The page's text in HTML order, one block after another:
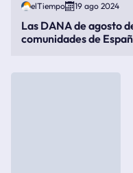
elTiempo 19 ago 2024
Las DANA de agosto
comunidades de